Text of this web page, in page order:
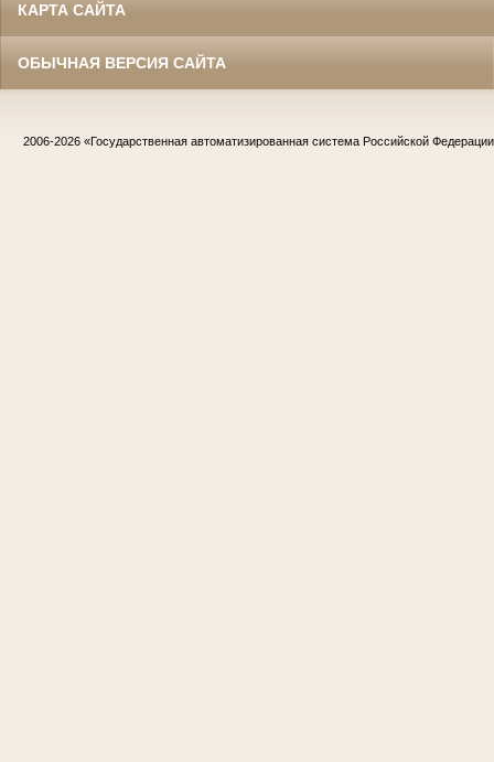
КАРТА САЙТА
ОБЫЧНАЯ ВЕРСИЯ САЙТА
2006-2026 «Государственная автоматизированная система Российской